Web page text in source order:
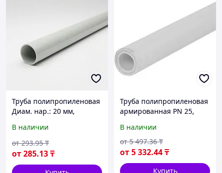
Труба полипропиленовая
Диам. нар.: 20 мм,
140 м
В наличии
от285.13₸
от 293.95 ₸
Труба полипропиленовая
армированная PN 25,
диаметр 110 мм, длина
4000 мм
В наличии
от5 332.44₸
от 5 497.36 ₸
Купить